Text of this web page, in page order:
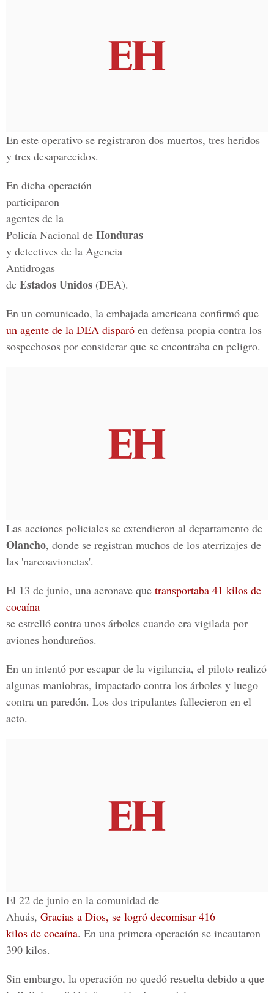
En este operativo se registraron dos muertos, tres heridos
y tres desaparecidos.
En dicha operación
participaron
agentes de la
Policía Nacional de Honduras
y detectives de la Agencia
Antidrogas
de Estados Unidos (DEA).
En un comunicado, la embajada americana confirmó que
un agente de la DEA disparó en defensa propia contra los
sospechosos por considerar que se encontraba en peligro.
Las acciones policiales se extendieron al departamento de
Olancho, donde se registran muchos de los aterrizajes de
las 'narcoavionetas'.
El 13 de junio, una aeronave que transportaba 41 kilos de
cocaína
se estrelló contra unos árboles cuando era vigilada por
aviones hondureños.
En un intentó por escapar de la vigilancia, el piloto realizó
algunas maniobras, impactado contra los árboles y luego
contra un paredón. Los dos tripulantes fallecieron en el
acto.
El 22 de junio en la comunidad de
Ahuás, Gracias a Dios, se logró decomisar 416
kilos de cocaína. En una primera operación se incautaron
390 kilos.
Sin embargo, la operación no quedó resuelta debido a que